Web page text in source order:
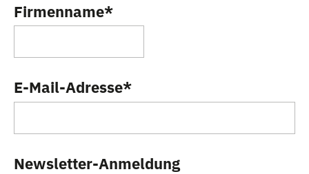
Firmenname*
E-Mail-Adresse*
Newsletter-Anmeldung